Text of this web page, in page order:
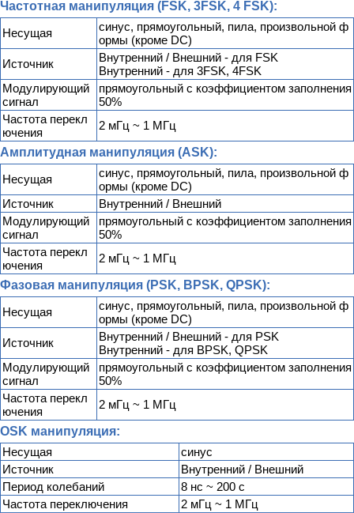
Частотная манипуляция (FSK, 3FSK, 4 FSK):
Несущая
синус, прямоугольный, пила, произвольной ф
ормы (кроме DC)
Источник
Внутренний / Внешний - для FSK
Внутренний - для 3FSK, 4FSK
Модулирующий
сигнал
прямоугольный с коэффициентом заполнения
50%
Частота перекл
ючения
2 мГц ~ 1 МГц
Амплитудная манипуляция (ASK):
Несущая
синус, прямоугольный, пила, произвольной ф
ормы (кроме DC)
Источник
Внутренний / Внешний
Модулирующий
сигнал
прямоугольный с коэффициентом заполнения
50%
Частота перекл
ючения
2 мГц ~ 1 МГц
Фазовая манипуляция (PSK, BPSK, QPSK):
Несущая
синус, прямоугольный, пила, произвольной ф
ормы (кроме DC)
Источник
Внутренний / Внешний - для PSK
Внутренний - для BPSK, QPSK
Модулирующий
сигнал
прямоугольный с коэффициентом заполнения
50%
Частота перекл
ючения
2 мГц ~ 1 МГц
OSK манипуляция:
Несущая
синус
Источник
Внутренний / Внешний
Период колебаний
8 нс ~ 200 с
Частота переключения
2 мГц ~ 1 МГц